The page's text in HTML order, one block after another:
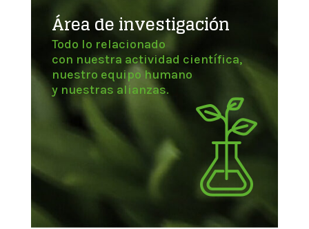
Área de investigación
Todo lo relacionado
con nuestra actividad científica,
nuestro equipo humano
y nuestras alianzas.